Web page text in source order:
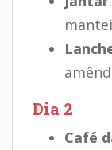
Dia 2
Café